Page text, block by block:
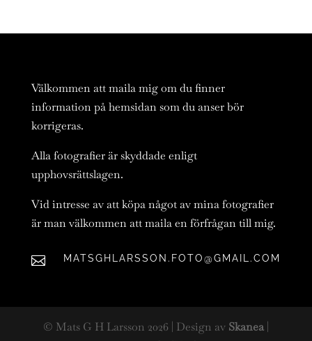
Välkommen att maila mig om du finner
information på hemsidan som du anser bör
korrigeras.
Alla fotografier är skyddade enligt
upphovsrättslagen.
Vid intresse av att köpa något av mina fotografier
är man välkommen att maila en förfrågan till mig.
 MATSGHLARSSON.FOTO@GMAIL.COM
© Mats G H Larsson 2026 | Design av Skanea|